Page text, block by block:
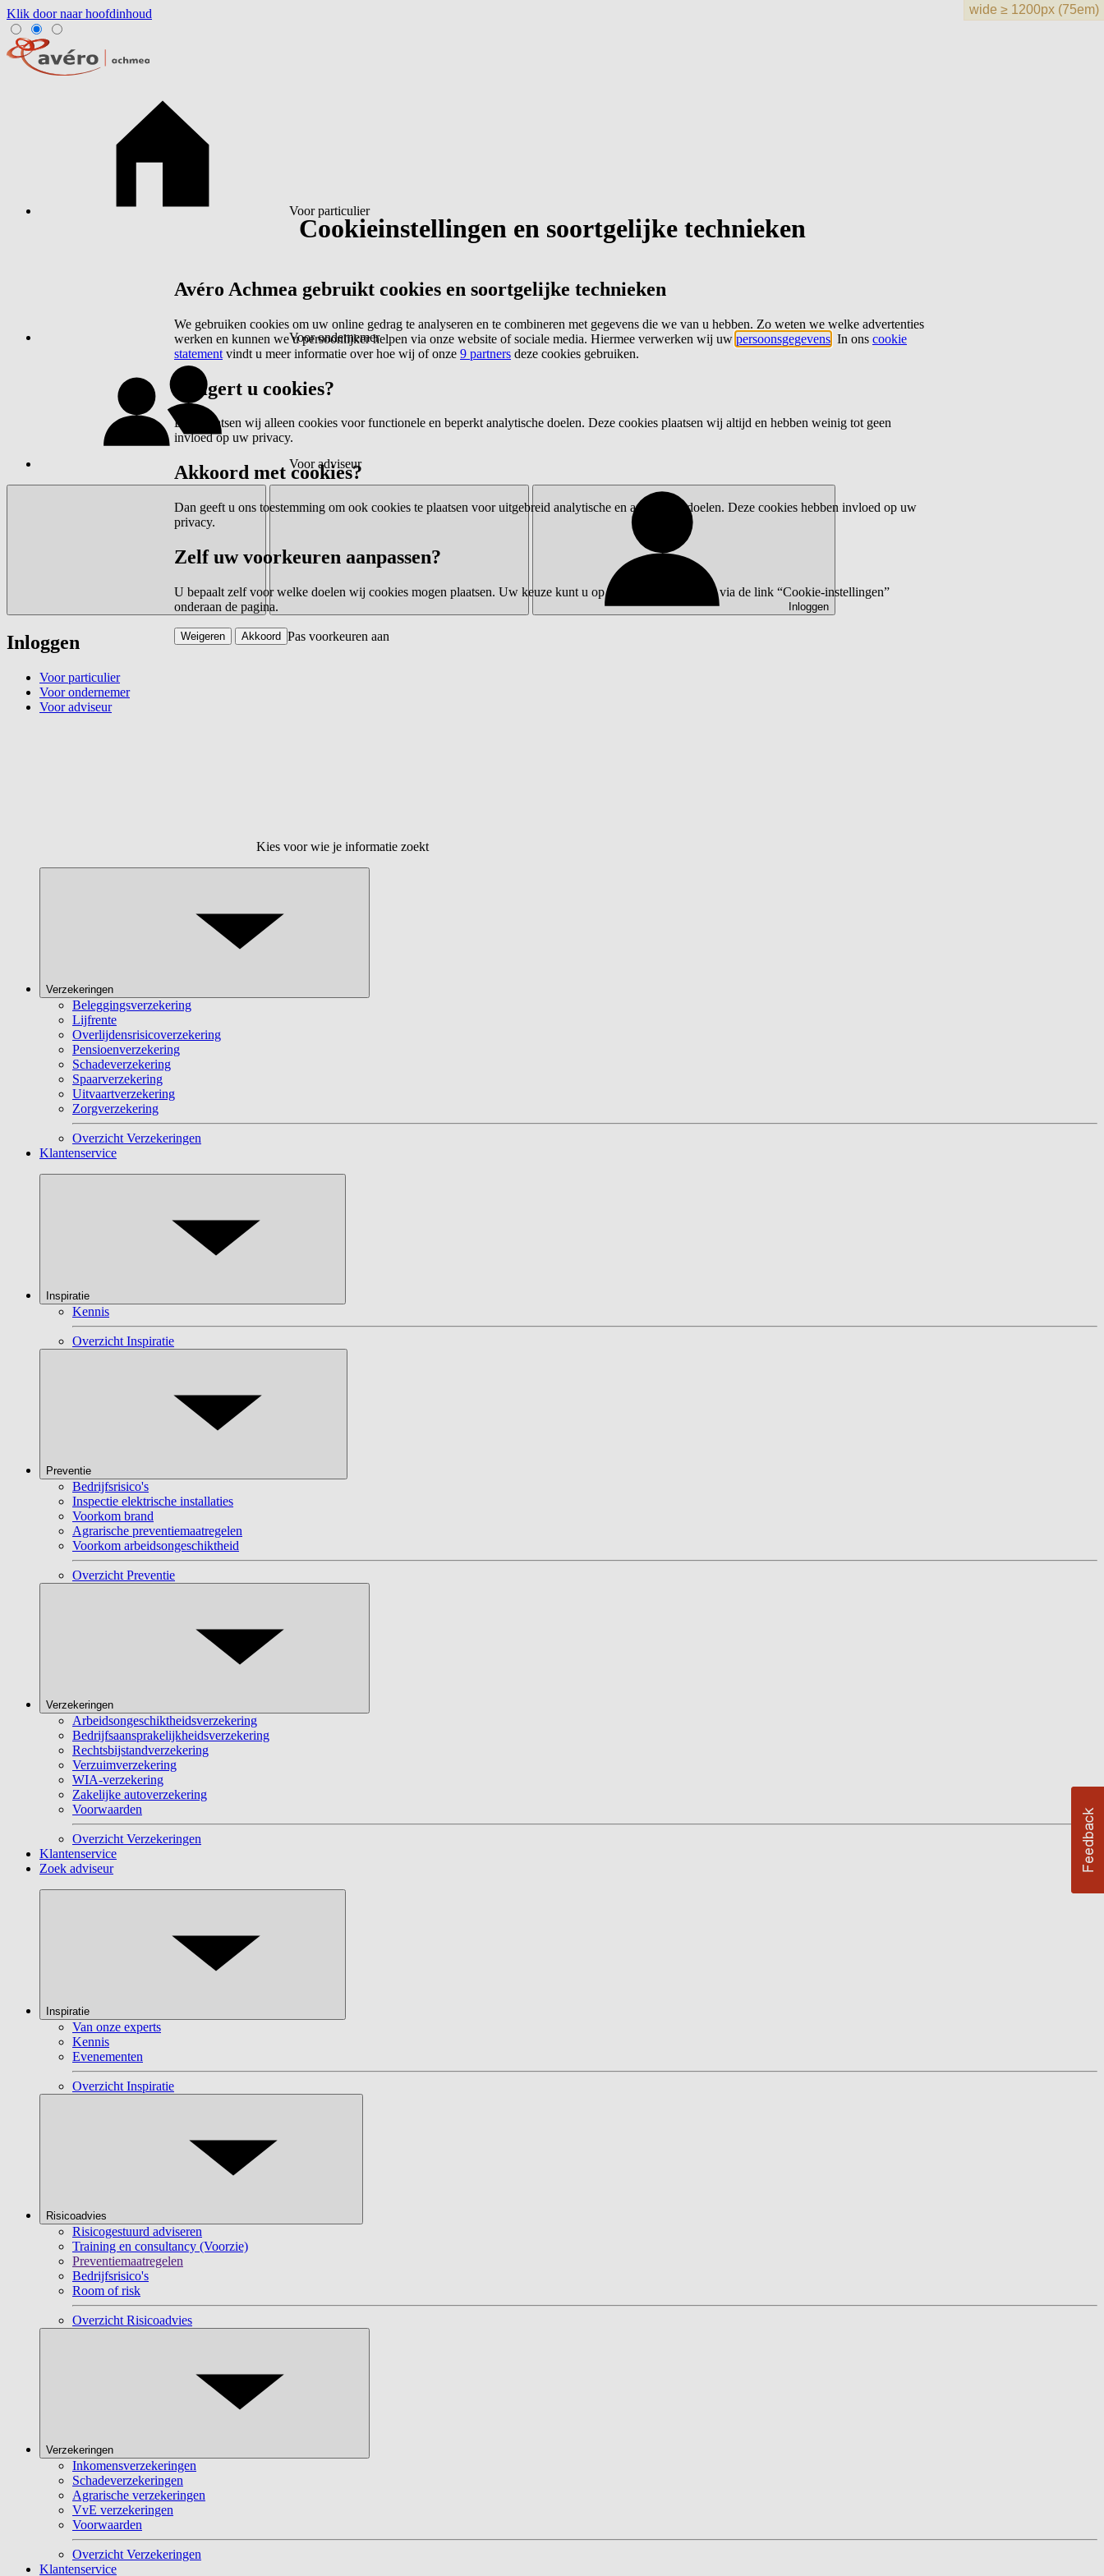
Klik door naar hoofdinhoud
Voor particulier
Voor ondernemer
Voor adviseur
Inloggen
Inloggen
Voor particulier
Voor ondernemer
Voor adviseur
Kies voor wie je informatie zoekt
Verzekeringen
Beleggingsverzekering
Lijfrente
Overlijdensrisicoverzekering
Pensioenverzekering
Schadeverzekering
Spaarverzekering
Uitvaartverzekering
Zorgverzekering
Overzicht Verzekeringen
Klantenservice
Inspiratie
Kennis
Overzicht Inspiratie
Preventie
Bedrijfsrisico's
Inspectie elektrische installaties
Voorkom brand
Agrarische preventiemaatregelen
Voorkom arbeidsongeschiktheid
Overzicht Preventie
Verzekeringen
Arbeidsongeschiktheidsverzekering
Bedrijfsaansprakelijkheidsverzekering
Rechtsbijstandverzekering
Verzuimverzekering
WIA-verzekering
Zakelijke autoverzekering
Voorwaarden
Overzicht Verzekeringen
Klantenservice
Zoek adviseur
Inspiratie
Van onze experts
Kennis
Evenementen
Overzicht Inspiratie
Risicoadvies
Risicogestuurd adviseren
Training en consultancy (Voorzie)
Preventiemaatregelen
Bedrijfsrisico's
Room of risk
Overzicht Risicoadvies
Verzekeringen
Inkomensverzekeringen
Schadeverzekeringen
Agrarische verzekeringen
VvE verzekeringen
Voorwaarden
Overzicht Verzekeringen
Klantenservice
Cookieinstellingen en soortgelijke technieken
Avéro Achmea gebruikt cookies en soortgelijke technieken
We gebruiken cookies om uw online gedrag te analyseren en te combineren met gegevens die we van u hebben. Zo weten we welke advertenties
werken en kunnen we u persoonlijker helpen via onze website of sociale media. Hiermee verwerken wij uw persoonsgegevens . In ons cookie
statement vindt u meer informatie over hoe wij of onze 9 partners deze cookies gebruiken.
Weigert u cookies?
Dan plaatsen wij alleen cookies voor functionele en beperkt analytische doelen. Deze cookies plaatsen wij altijd en hebben weinig tot geen
invloed op uw privacy.
Akkoord met cookies?
Dan geeft u ons toestemming om ook cookies te plaatsen voor uitgebreid analytische en advertentiedoelen. Deze cookies hebben invloed op uw
privacy.
Zelf uw voorkeuren aanpassen?
U bepaalt zelf voor welke doelen wij cookies mogen plaatsen. Uw keuze kunt u op elk moment wijzigen via de link “Cookie-instellingen”
onderaan de pagina.
Pas voorkeuren aan
Weigeren Akkoord